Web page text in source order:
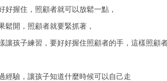
好握住，照顧者就可以放鬆一點，
鬆開，照顧者就要緊抓著，
讓孩子練習，要好好握住照顧者的手，這樣照顧
經驗，讓孩子知道什麼時候可以自己走